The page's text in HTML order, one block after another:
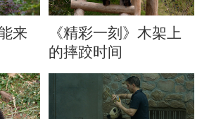
来
《精彩一刻》木架上
的摔跤时间